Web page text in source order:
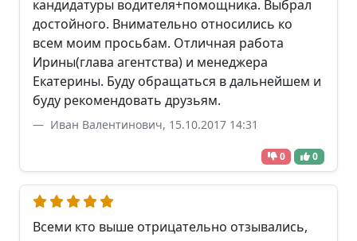
кандидатуры водителя+помощника. Выбрал
достойного. Внимательно относились ко
всем моим просьбам. Отличная работа
Ирины(глава агентства) и менеджера
Екатерины. Буду обращаться в дальнейшем и
буду рекомендовать друзьям.
Иван Валентинович, 15.10.2017 14:31
0 0
Всеми кто выше отрицательно отзывались,